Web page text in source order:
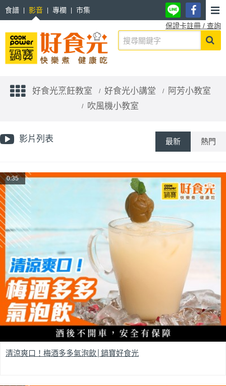
食譜 影音 專欄
市集
保證卡註冊 / 查詢
好食光烹飪教室 好食光小講堂
阿芳小教室
吹風機小教室
影片列表 最新 熱門
0:35
清涼爽口！梅酒多多氣泡飲│鍋寶好食光